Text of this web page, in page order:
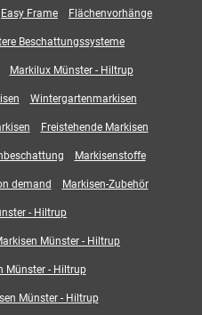
Easy Frame Flächenvorhänge
Beschattungssysteme
Markilux Münster - Hiltrup
Wintergartenmarkisen
Freistehende Markisen
Markisenstoffe
demand Markisen-Zubehör
- Hiltrup
Münster - Hiltrup
Münster - Hiltrup
Münster - Hiltrup